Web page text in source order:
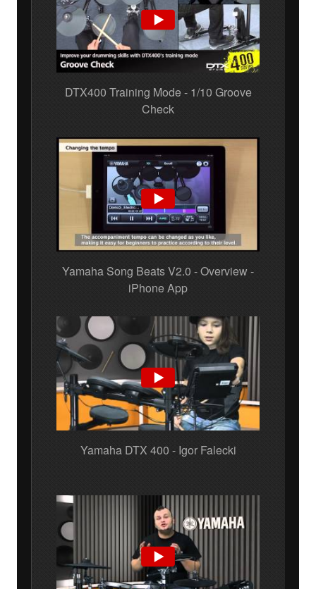
DTX400 Training Mode - 1/10 Groove
Check
Yamaha Song Beats V2.0 - Overview -
iPhone App
Yamaha DTX 400 - Igor Falecki